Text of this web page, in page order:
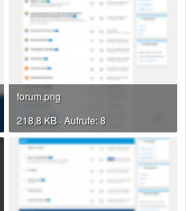
forum.png
218,8 KB · Aufrufe: 8